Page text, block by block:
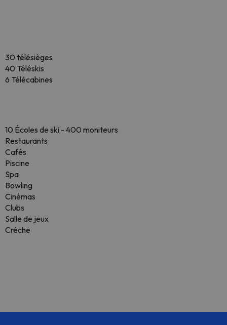
30 télésièges
40 Téléskis
6 Télécabines
10 Écoles de ski - 400 moniteurs
Restaurants
Cafés
Piscine
Spa
Bowling
Cinémas
Clubs
Salle de jeux
Crèche